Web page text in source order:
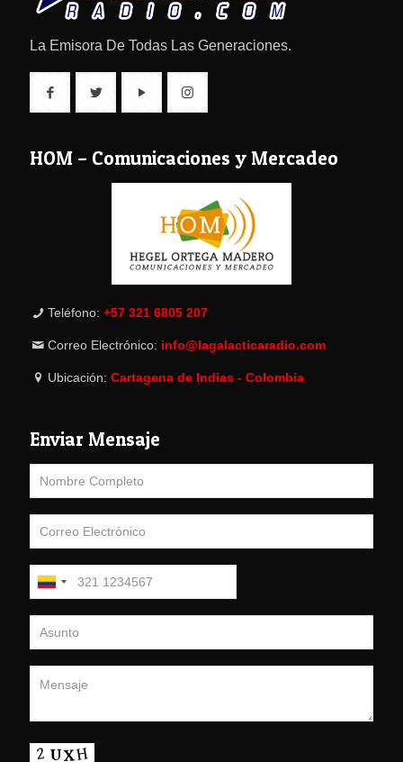
La Emisora De Todas Las Generaciones.
HOM – Comunicaciones y Mercadeo
Teléfono: +57 321 6805 207
Correo Electrónico: info@lagalacticaradio.com
Ubicación: Cartagena de Indias - Colombia
Enviar Mensaje